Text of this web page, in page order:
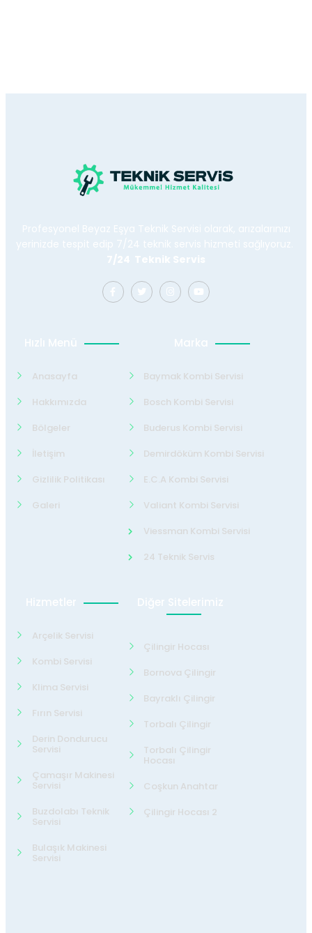
Profesyonel Beyaz Eşya Teknik Servisi olarak, arızalarınızı
yerinizde tespit edip 7/24 teknik servis hizmeti sağlıyoruz.
7/24 Teknik Servis
Hızlı Menü
Anasayfa
Hakkımızda
Bölgeler
İletişim
Gizlilik Politikası
Galeri
Marka
Baymak Kombi Servisi
Bosch Kombi Servisi
Buderus Kombi Servisi
Demirdöküm Kombi Servisi
E.C.A Kombi Servisi
Valiant Kombi Servisi
Viessman Kombi Servisi
24 Teknik Servis
Hizmetler
Arçelik Servisi
Kombi Servisi
Klima Servisi
Fırın Servisi
Derin Dondurucu
Servisi
Çamaşır Makinesi
Servisi
Buzdolabı Teknik
Servisi
Bulaşık Makinesi
Servisi
Diğer Sitelerimiz
Çilingir Hocası
Bornova Çilingir
Bayraklı Çilingir
Torbalı Çilingir
Torbalı Çilingir
Hocası
Coşkun Anahtar
Çilingir Hocası 2